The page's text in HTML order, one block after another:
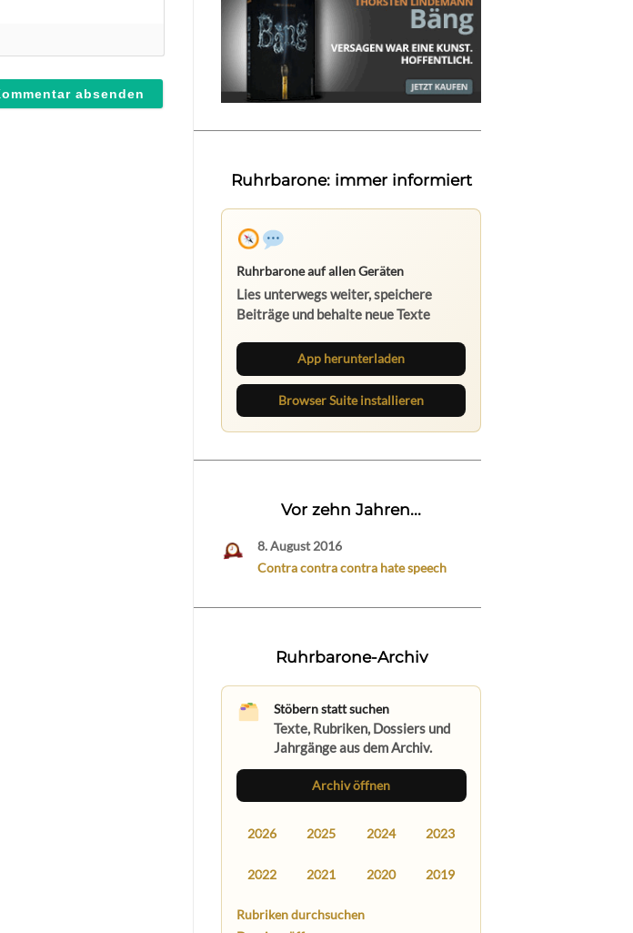
Ruhrbarone: immer informiert
Ruhrbarone auf allen Geräten
Lies unterwegs weiter, speichere
Beiträge und behalte neue Texte
App herunterladen
Browser Suite installieren
Vor zehn Jahren...
8. August 2016
Contra contra contra hate speech
Ruhrbarone-Archiv
Stöbern statt suchen
Texte, Rubriken, Dossiers und
Jahrgänge aus dem Archiv.
Archiv öffnen
2026 2025 2024 2023
2022 2021 2020 2019
Rubriken durchsuchen